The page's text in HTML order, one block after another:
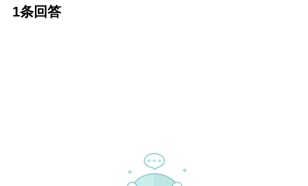
1条回答